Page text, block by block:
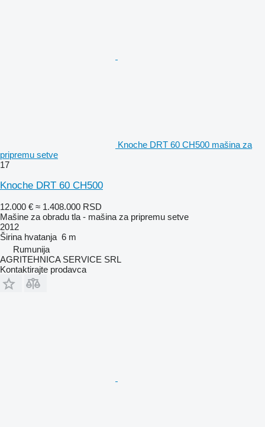
Knoche DRT 60 CH500 mašina za
pripremu setve
17
Knoche DRT 60 CH500
12.000 € ≈ 1.408.000 RSD
Mašine za obradu tla - mašina za pripremu setve
2012
Širina hvatanja 6 m
Rumunija
AGRITEHNICA SERVICE SRL
Kontaktirajte prodavca